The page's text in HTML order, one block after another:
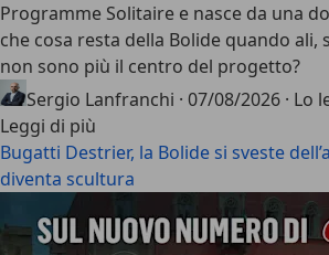
Programme Solitaire e nasce da una
che cosa resta della Bolide quando ali,
non sono più il centro del progetto?
Sergio Lanfranchi · 07/08/2026 · Lo
Leggi di più
Bugatti Destrier, la Bolide si sveste
diventa scultura